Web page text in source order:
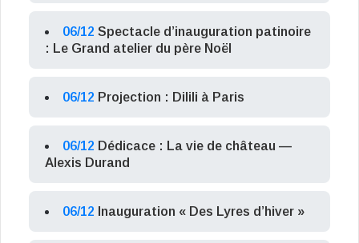
06/12 Spectacle d’inauguration patinoire
: Le Grand atelier du père Noël
06/12 Projection : Dilili à Paris
06/12 Dédicace : La vie de château —
Alexis Durand
06/12 Inauguration « Des Lyres d’hiver »